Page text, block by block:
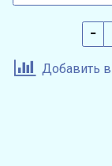
Добавить